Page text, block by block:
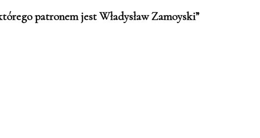
patronem jest Władysław Zamoyski”